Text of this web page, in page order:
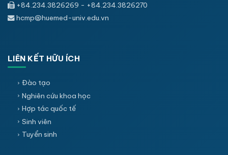
+84.234.3826269 - +84.234.3826270
hcmp@huemed-univ.edu.vn
LIÊN KẾT HỮU ÍCH
Đào tạo
Nghiên cứu khoa học
Hợp tác quốc tế
Sinh viên
Tuyển sinh